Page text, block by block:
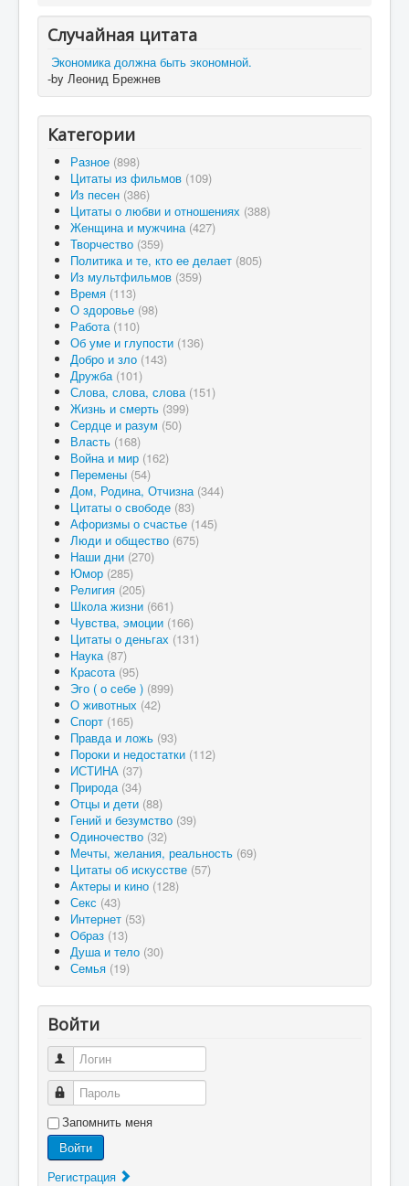
Случайная цитата
Экономика должна быть экономной.
-by Леонид Брежнев
Категории
Разное (898)
Цитаты из фильмов (109)
Из песен (386)
Цитаты о любви и отношениях (388)
Женщина и мужчина (427)
Творчество (359)
Политика и те, кто ее делает (805)
Из мультфильмов (359)
Время (113)
О здоровье (98)
Работа (110)
Об уме и глупости (136)
Добро и зло (143)
Дружба (101)
Слова, слова, слова (151)
Жизнь и смерть (399)
Сердце и разум (50)
Власть (168)
Война и мир (162)
Перемены (54)
Дом, Родина, Отчизна (344)
Цитаты о свободе (83)
Афоризмы о счастье (145)
Люди и общество (675)
Наши дни (270)
Юмор (285)
Религия (205)
Школа жизни (661)
Чувства, эмоции (166)
Цитаты о деньгах (131)
Наука (87)
Красота (95)
Эго ( о себе ) (899)
О животных (42)
Спорт (165)
Правда и ложь (93)
Пороки и недостатки (112)
ИСТИНА (37)
Природа (34)
Отцы и дети (88)
Гений и безумство (39)
Одиночество (32)
Мечты, желания, реальность (69)
Цитаты об искусстве (57)
Актеры и кино (128)
Секс (43)
Интернет (53)
Образ (13)
Душа и тело (30)
Семья (19)
Войти
Логин
Пароль
Запомнить меня
Войти
Регистрация